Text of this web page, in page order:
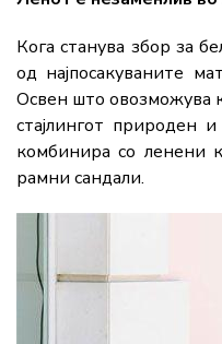
Кога станува збор за
од најпосакуваните
Освен што овозможува
стајлингот природен
комбинира со ленени
рамни сандали.